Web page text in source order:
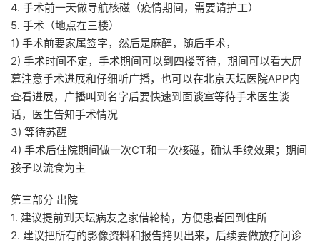
4. 手术前一天做导航核磁（疫情期间，需要请护工）
5. 手术（地点在三楼）
1) 手术前要家属签字，然后是麻醉，随后手术，
2) 手术时间不定，手术期间可以到四楼等待，期间可以看大屏
幕注意手术进展和仔细听广播，也可以在北京天坛医院APP内
查看进展，广播叫到名字后要快速到面谈室等待手术医生谈
话，医生告知手术情况
3) 等待苏醒
4) 手术后住院期间做一次CT和一次核磁，确认手续效果；期间
孩子以流食为主
第三部分 出院
1. 建议提前到天坛病友之家借轮椅，方便患者回到住所
2. 建议把所有的影像资料和报告拷贝出来，后续要做放疗问诊